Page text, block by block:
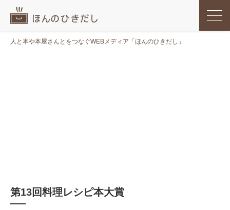
人と本や本屋さんとをつなぐWEBメディア「ほんのひきだし」
第13回料理レシピ本大賞